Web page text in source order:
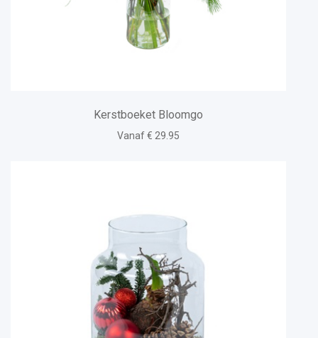
Kerstboeket Bloomgo
Vanaf € 29.95